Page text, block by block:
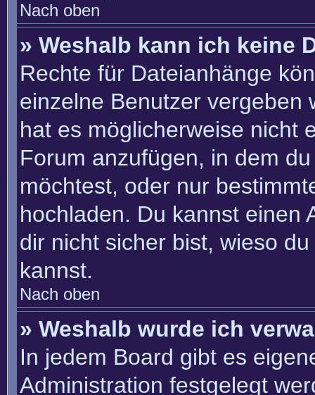
Nach oben
» Weshalb kann ich keine
Rechte für Dateianhänge
einzelne Benutzer vergeben
hat es möglicherweise nicht
Forum anzufügen, in dem
möchtest, oder nur
hochladen. Du kannst einen
dir nicht sicher bist, wieso
kannst.
Nach oben
» Weshalb wurde ich
In jedem Board gibt es
Administration festgelegt